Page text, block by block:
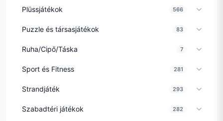
Plüssjátékok 566
Puzzle és társasjátékok 83
Ruha/Cipő/Táska 7
Sport és Fitness 281
Strandjáték 293
Szabadtéri játékok 282